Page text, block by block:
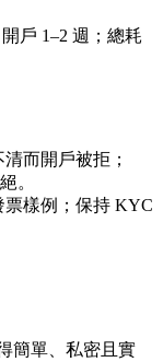
戶 1–2 週；總耗
而開戶被拒；
。
樣例；保持 KYC
簡單、私密且實